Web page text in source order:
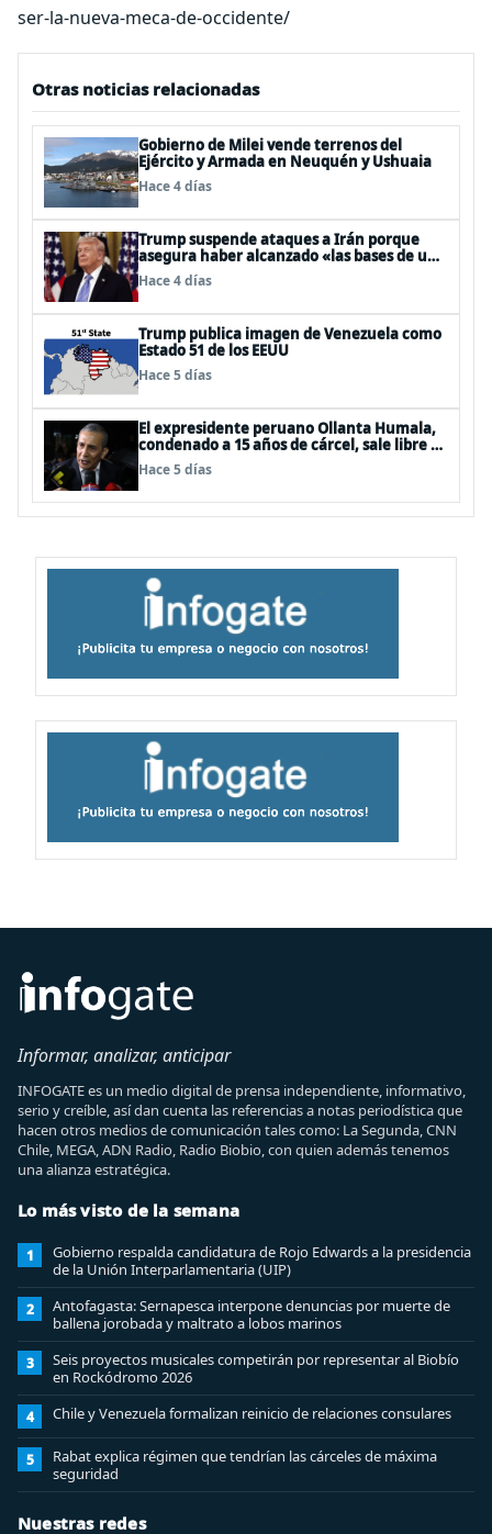
ser-la-nueva-meca-de-occidente/
Otras noticias relacionadas
Gobierno de Milei vende terrenos del
Ejército y Armada en Neuquén y Ushuaia
Hace 4 días
Trump suspende ataques a Irán porque
asegura haber alcanzado «las bases de un
acuerdo»
Hace 4 días
Trump publica imagen de Venezuela como
Estado 51 de los EEUU
Hace 5 días
El expresidente peruano Ollanta Humala,
condenado a 15 años de cárcel, sale libre al
anularse su caso
Hace 5 días
Informar, analizar, anticipar
INFOGATE es un medio digital de prensa independiente, informativo,
serio y creíble, así dan cuenta las referencias a notas periodística que
hacen otros medios de comunicación tales como: La Segunda, CNN
Chile, MEGA, ADN Radio, Radio Biobio, con quien además tenemos
una alianza estratégica.
Lo más visto de la semana
1
Gobierno respalda candidatura de Rojo Edwards a la presidencia
de la Unión Interparlamentaria (UIP)
2
Antofagasta: Sernapesca interpone denuncias por muerte de
ballena jorobada y maltrato a lobos marinos
3
Seis proyectos musicales competirán por representar al Biobío
en Rockódromo 2026
4 Chile y Venezuela formalizan reinicio de relaciones consulares
5
Rabat explica régimen que tendrían las cárceles de máxima
seguridad
Nuestras redes